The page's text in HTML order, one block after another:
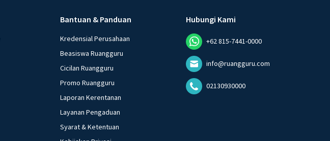
Bantuan & Panduan
Kredensial Perusahaan
Beasiswa Ruangguru
Cicilan Ruangguru
Promo Ruangguru
Laporan Kerentanan
Layanan Pengaduan
Syarat & Ketentuan
Hubungi Kami
+62 815-7441-0000
info@ruangguru.com
02130930000